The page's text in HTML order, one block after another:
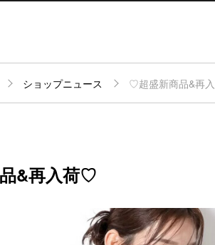
パーキング
ニュー
イベン
ショップニュース ♡超盛新商品&再
&再入荷♡